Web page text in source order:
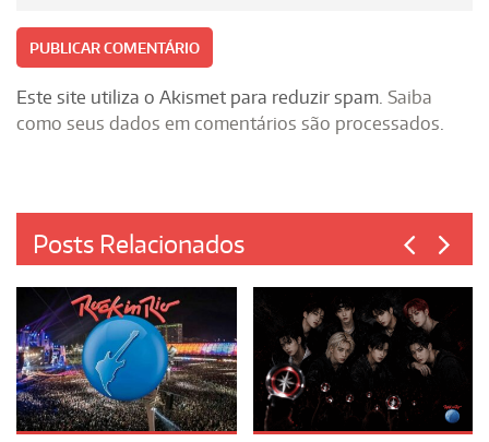
Este site utiliza o Akismet para reduzir spam. Saiba
como seus dados em comentários são processados
Posts Relacionados